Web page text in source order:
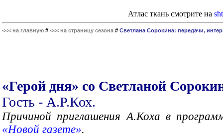
Атлас ткань смотрите на
<<< на главную # <<< на страницу сезона # Светлана Сорокина: передачи,
«Герой дня» со Светланой
Гость - А.Р.Кох.
Причиной приглашения А.Коха в
«Новой газете».